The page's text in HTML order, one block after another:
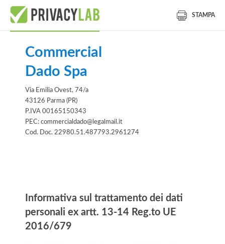
STAMPA
Commercial
Dado Spa
Via Emilia Ovest, 74/a
43126 Parma (PR)
P.IVA 00165150343
PEC: commercialdado@legalmail.it
Cod. Doc. 22980.51.487793.2961274
Informativa sul trattamento dei dati
personali ex artt. 13-14 Reg.to UE
2016/679